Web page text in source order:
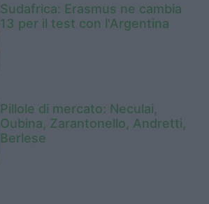
Sudafrica: Erasmus ne cambia
13 per il test con l'Argentina
Pillole di mercato: Neculai,
Oubina, Zarantonello, Andretti,
Berlese